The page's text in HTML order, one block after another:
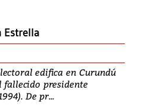
Estrella
edifica en Curundú
presidente
De pr...